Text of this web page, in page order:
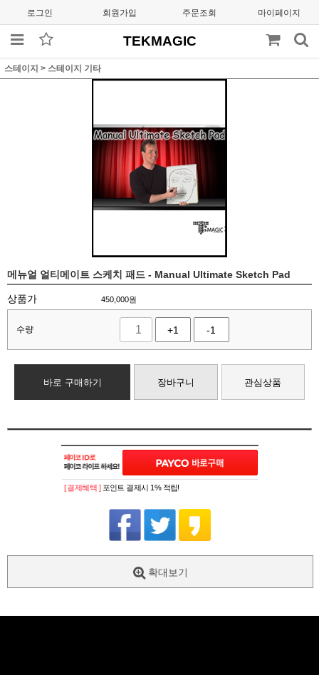
로그인 회원가입 주문조회 마이페이지
TEKMAGIC
스테이지 > 스테이지 기타
메뉴얼 얼티메이트 스케치 패드 - Manual Ultimate Sketch Pad
상품가 450,000원
수량 +1 -1
바로 구매하기 장바구니 관심상품
[ 결제혜택 ] 포인트 결제시 1% 적립!
확대보기